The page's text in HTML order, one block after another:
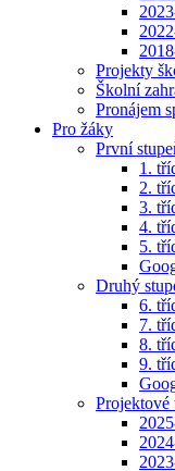
Projekty
Školní
Pronájem
Pro žáky
První
1.
2.
3.
4.
5.
Druhý
6.
7.
8.
9.
Projektové